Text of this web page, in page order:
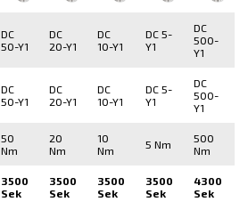
DC
50-Y1
DC
20-Y1
DC
10-Y1
DC 5-
Y1
DC
500-
Y1
DC
50-Y1
DC
20-Y1
DC
10-Y1
DC 5-
Y1
DC
500-
Y1
50
Nm
20
Nm
10
Nm
5 Nm
500
Nm
3500
Sek
3500
Sek
3500
Sek
3500
Sek
4300
Sek